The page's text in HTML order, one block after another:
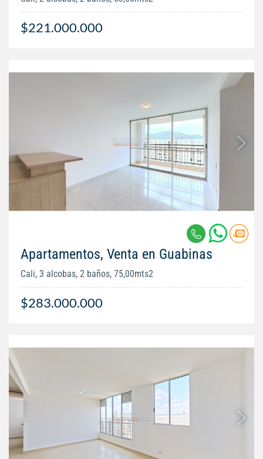
$221.000.000
Apartamentos, Venta en Guabinas
Cali, 3 alcobas, 2 baños, 75,00mts2
$283.000.000